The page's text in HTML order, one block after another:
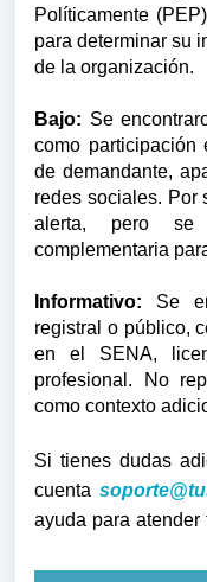
Políticamente
para determinar su
de la organización.
Bajo: Se
como participación
de demandante,
redes sociales. Por
alerta, pero se
complementaria
Informativo: Se
registral o público,
en el SENA,
profesional. No
como contexto
Si tienes dudas
cuenta
ayuda para atender